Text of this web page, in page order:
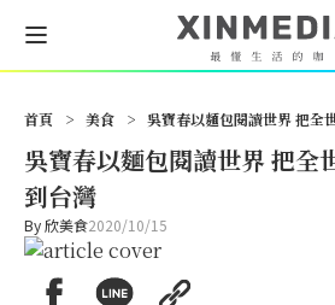
首頁 > 美食 > 吳寶春以麵包閱讀世界 把全
吳寶春以麵包閱讀世界 把全
到台灣
By欣美食2020/10/15